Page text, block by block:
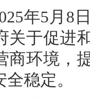
年5月8
关于促进
商环境，
稳定。